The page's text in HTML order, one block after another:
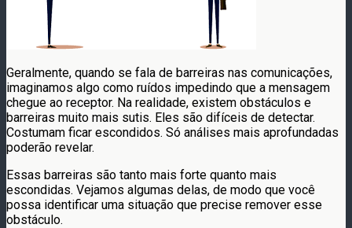
Geralmente, quando se fala de barreiras nas comunicações,
imaginamos algo como ruídos impedindo que a mensagem
chegue ao receptor. Na realidade, existem obstáculos e
barreiras muito mais sutis. Eles são difíceis de detectar.
Costumam ficar escondidos. Só análises mais aprofundadas
poderão revelar.
Essas barreiras são tanto mais forte quanto mais
escondidas. Vejamos algumas delas, de modo que você
possa identificar uma situação que precise remover esse
obstáculo.